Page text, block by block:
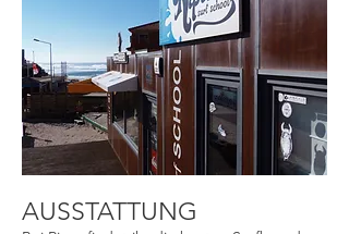
AUSSTATTUNG